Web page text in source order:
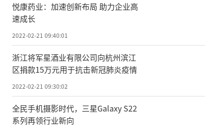
悦康药业：加速创新布局 助力企业高
速成长
2022-02-21 09:40:01
浙江将军星酒业有限公司向杭州滨江
区捐款15万元用于抗击新冠肺炎疫情
2022-02-21 09:30:02
全民手机摄影时代，三星Galaxy S22
系列再领行业新向